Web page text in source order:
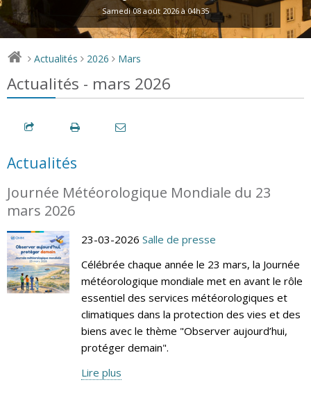
Samedi 08 août 2026 à 04h35
> Actualités > 2026 > Mars
Actualités - mars 2026
Actualités
Journée Météorologique Mondiale du 23
mars 2026
23-03-2026 Salle de presse
Célébrée chaque année le 23 mars, la Journée
météorologique mondiale met en avant le rôle
essentiel des services météorologiques et
climatiques dans la protection des vies et des
biens avec le thème "Observer aujourd’hui,
protéger demain".
Lire plus